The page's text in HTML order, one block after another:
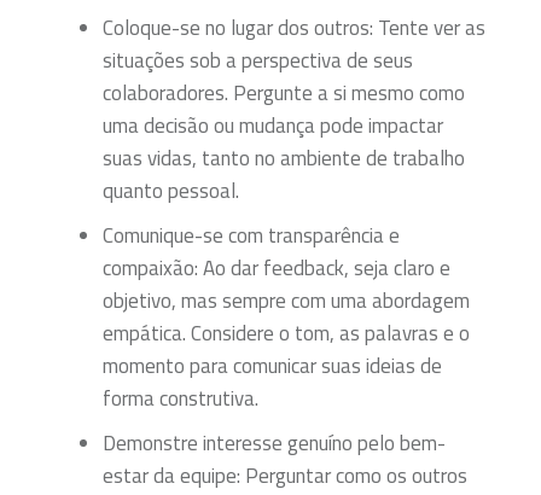
Coloque-se no lugar dos outros: Tente ver as
situações sob a perspectiva de seus
colaboradores. Pergunte a si mesmo como
uma decisão ou mudança pode impactar
suas vidas, tanto no ambiente de trabalho
quanto pessoal.
Comunique-se com transparência e
compaixão: Ao dar feedback, seja claro e
objetivo, mas sempre com uma abordagem
empática. Considere o tom, as palavras e o
momento para comunicar suas ideias de
forma construtiva.
Demonstre interesse genuíno pelo bem-
estar da equipe: Perguntar como os outros